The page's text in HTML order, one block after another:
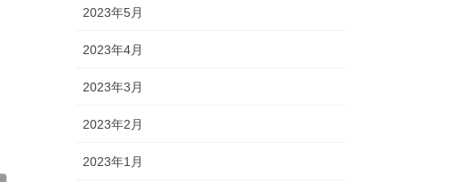
2023年5月
2023年4月
2023年3月
2023年2月
2023年1月